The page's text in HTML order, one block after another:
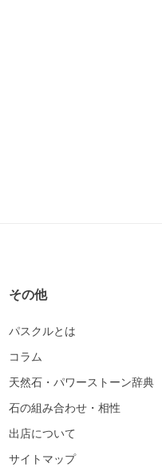
その他
パスクルとは
コラム
天然石・パワーストーン辞典
石の組み合わせ・相性
出店について
サイトマップ